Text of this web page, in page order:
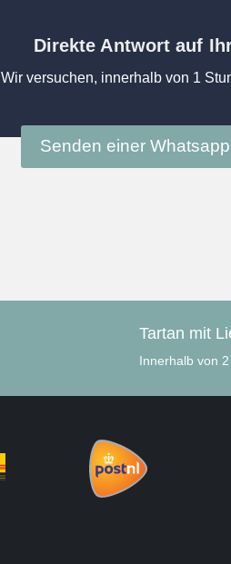
Direkte Antwort auf
Wir versuchen, innerhalb von 1
Senden einer
Tartan mit
Innerhalb von